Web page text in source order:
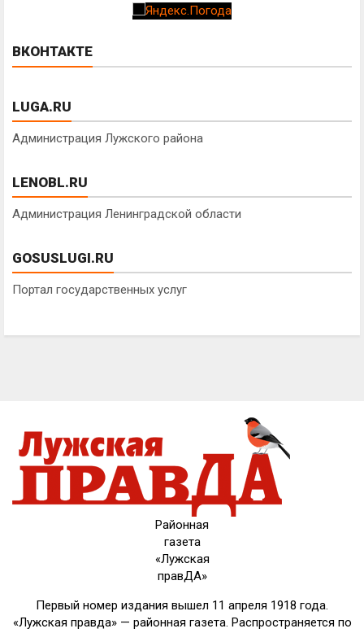
ВКОНТАКТЕ
LUGA.RU
Администрация Лужского района
LENOBL.RU
Администрация Ленинградской области
GOSUSLUGI.RU
Портал государственных услуг
Районная
газета
«Лужская
правДА»
Первый номер издания вышел 11 апреля 1918 года.
«Лужская правда» — районная газета. Распространяется по